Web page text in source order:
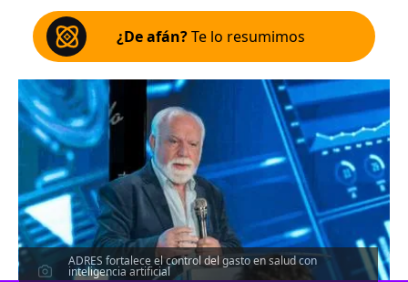
¿De afán?Te lo resumimos
ADRES fortalece el control del gasto en salud con
inteligencia artificial